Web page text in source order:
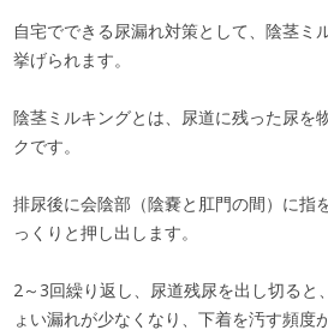
自宅でできる尿漏れ対策として、陰茎ミ
挙げられます。
陰茎ミルキングとは、尿道に残った尿を
クです。
排尿後に会陰部（陰嚢と肛門の間）に指
っくりと押し出します。
2～3回繰り返し、尿道残尿を出し切ると
ょい漏れが少なくなり、下着を汚す頻度